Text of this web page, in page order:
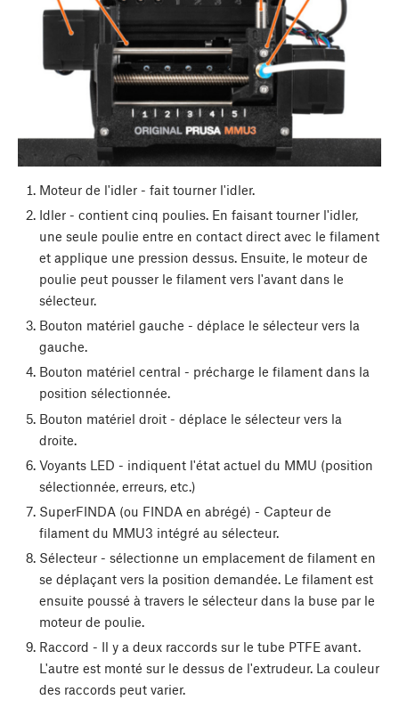
Moteur de l'idler - fait tourner l'idler.
Idler - contient cinq poulies. En faisant tourner l'idler,
une seule poulie entre en contact direct avec le filament
et applique une pression dessus. Ensuite, le moteur de
poulie peut pousser le filament vers l'avant dans le
sélecteur.
Bouton matériel gauche - déplace le sélecteur vers la
gauche.
Bouton matériel central - précharge le filament dans la
position sélectionnée.
Bouton matériel droit - déplace le sélecteur vers la
droite.
Voyants LED - indiquent l'état actuel du MMU (position
sélectionnée, erreurs, etc.)
SuperFINDA (ou FINDA en abrégé) - Capteur de
filament du MMU3 intégré au sélecteur.
Sélecteur - sélectionne un emplacement de filament en
se déplaçant vers la position demandée. Le filament est
ensuite poussé à travers le sélecteur dans la buse par le
moteur de poulie.
Raccord - Il y a deux raccords sur le tube PTFE avant.
L'autre est monté sur le dessus de l'extrudeur. La couleur
des raccords peut varier.